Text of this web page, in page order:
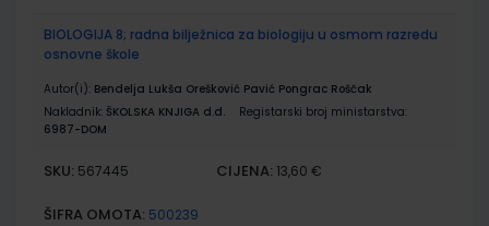
BIOLOGIJA 8; radna bilježnica za biologiju u osmom razredu
osnovne škole
Autor(i): Bendelja Lukša Orešković Pavić Pongrac Roščak
Nakladnik: ŠKOLSKA KNJIGA d.d.
Registarski broj ministarstva:
6987-DOM
SKU: 567445 CIJENA: 13,60 €
ŠIFRA OMOTA: 500239